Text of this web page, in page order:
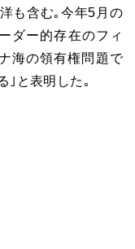
も含む｡今年5 月の
ダー的存在のフィ
海の領有権問題で
｣と表明した｡